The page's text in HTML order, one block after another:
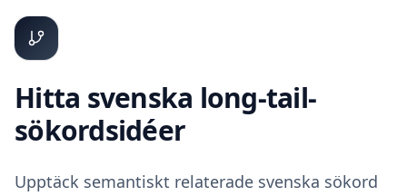
Hitta svenska long-tail-
sökordsidéer
Upptäck semantiskt relaterade svenska sökord